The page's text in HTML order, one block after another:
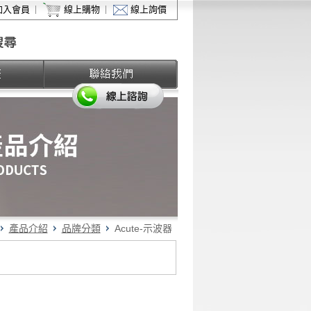
入會員 線上購物 線上詢價
產品介紹 品牌分類 Acute-示波器